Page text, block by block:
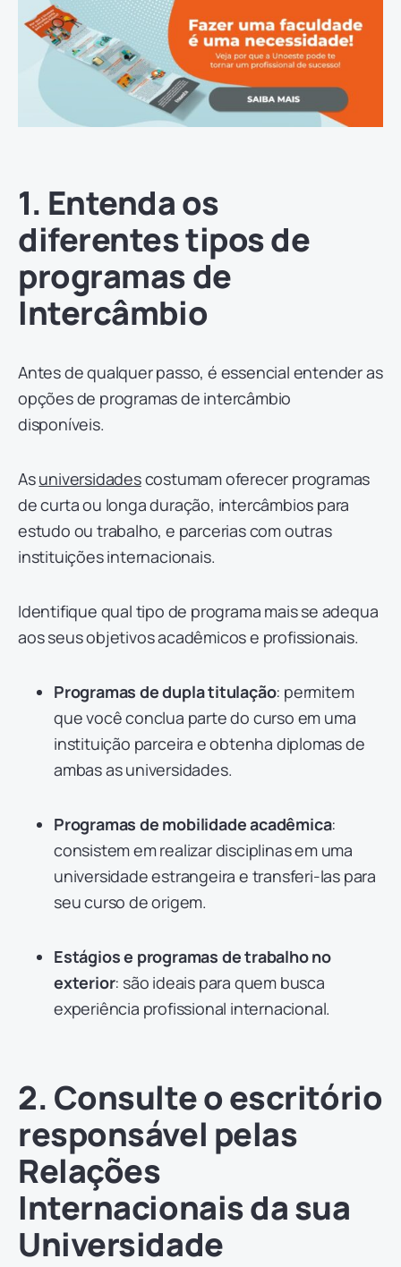
1. Entenda os
diferentes tipos de
programas de
Intercâmbio
Antes de qualquer passo, é essencial entender as
opções de programas de intercâmbio
disponíveis.
Asuniversidadescostumam oferecer programas
de curta ou longa duração, intercâmbios para
estudo ou trabalho, e parcerias com outras
instituições internacionais.
Identifique qual tipo de programa mais se adequa
aos seus objetivos acadêmicos e profissionais.
Programas de dupla titulação: permitem
que você conclua parte do curso em uma
instituição parceira e obtenha diplomas de
ambas as universidades.
Programas de mobilidade acadêmica:
consistem em realizar disciplinas em uma
universidade estrangeira e transferi-las para
seu curso de origem.
Estágios e programas de trabalho no
exterior: são ideais para quem busca
experiência profissional internacional.
2. Consulte o escritório
responsável pelas
Relações
Internacionais da sua
Universidade